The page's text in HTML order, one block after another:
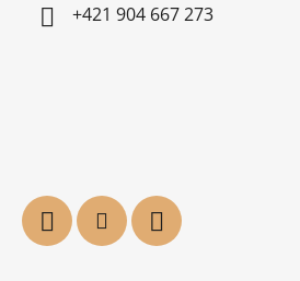
+421 904 667 273